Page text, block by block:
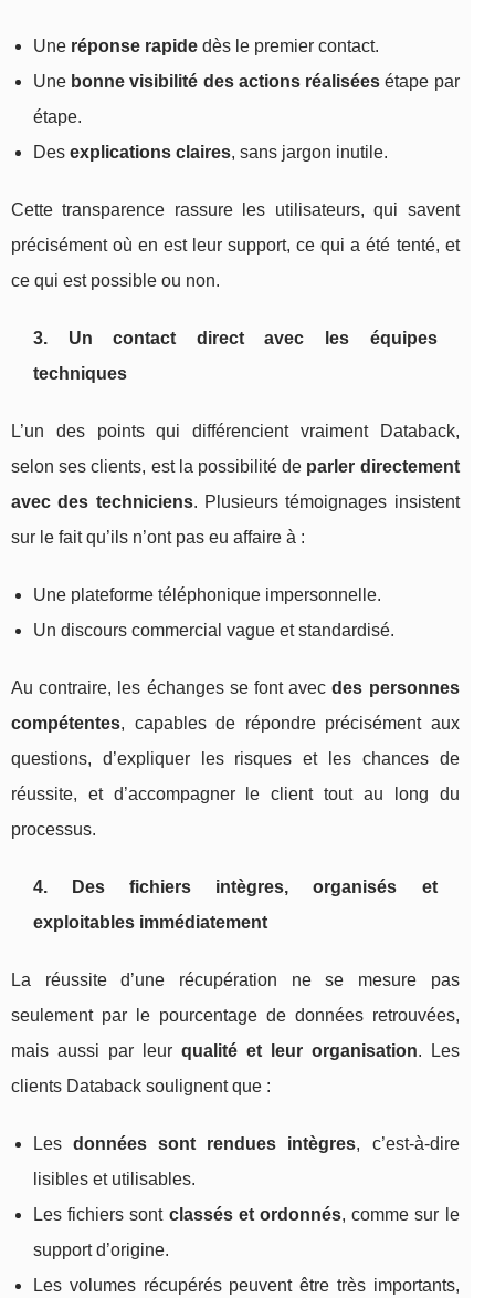
Une réponse rapide dès le premier contact.
Une bonne visibilité des actions réalisées étape par
étape.
Des explications claires, sans jargon inutile.
Cette transparence rassure les utilisateurs, qui savent
précisément où en est leur support, ce qui a été tenté, et
ce qui est possible ou non.
3. Un contact direct avec les équipes
techniques
L’un des points qui différencient vraiment Databack,
selon ses clients, est la possibilité de parler directement
avec des techniciens. Plusieurs témoignages insistent
sur le fait qu’ils n’ont pas eu affaire à :
Une plateforme téléphonique impersonnelle.
Un discours commercial vague et standardisé.
Au contraire, les échanges se font avecdes personnes
compétentes, capables de répondre précisément aux
questions, d’expliquer les risques et les chances de
réussite, et d’accompagner le client tout au long du
processus.
4. Des fichiers intègres, organisés et
exploitables immédiatement
La réussite d’une récupération ne se mesure pas
seulement par le pourcentage de données retrouvées,
mais aussi par leur qualité et leur organisation. Les
clients Databack soulignent que :
Lesdonnées sont rendues intègres, c’est-à-dire
lisibles et utilisables.
Les fichiers sont classés et ordonnés, comme sur le
support d’origine.
Les volumes récupérés peuvent être très importants,